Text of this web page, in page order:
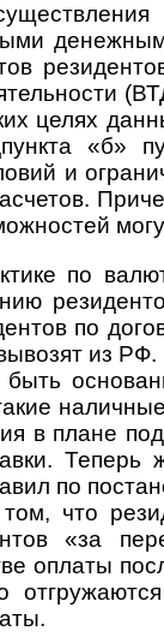
целях
«б»
и
по
по
из
в плане
по
что
«за
оплаты